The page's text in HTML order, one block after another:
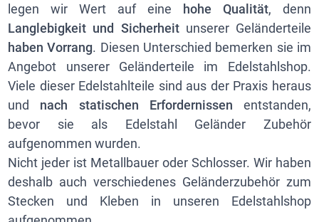
legen wir Wert auf eine hohe Qualität, denn
Langlebigkeit und Sicherheitunserer Geländerteile
haben Vorrang. Diesen Unterschied bemerken sie im
Angebot unserer Geländerteile im Edelstahlshop.
Viele dieser Edelstahlteile sind aus der Praxis heraus
und nach statischen Erfordernissen entstanden,
bevor sie als Edelstahl Geländer Zubehör
aufgenommen wurden.
Nicht jeder ist Metallbauer oder Schlosser. Wir haben
deshalb auch verschiedenes Geländerzubehör zum
Stecken und Kleben in unseren Edelstahlshop